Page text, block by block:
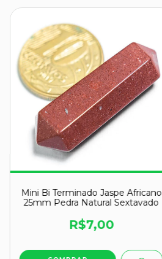
Mini Bi Terminado Jaspe Africano
25mm Pedra Natural Sextavado
R$7,00